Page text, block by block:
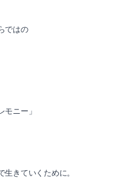
ではの
モニー」
きていくために。